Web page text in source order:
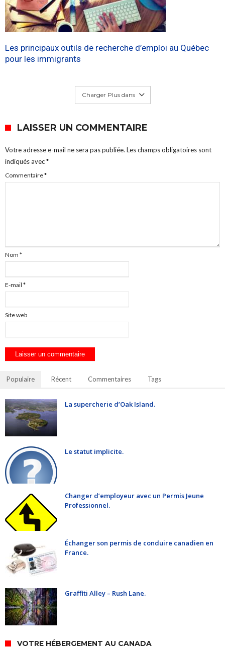
Les principaux outils de recherche d’emploi au Québec
pour les immigrants
Charger Plus dans
LAISSER UN COMMENTAIRE
Votre adresse e-mail ne sera pas publiée. Les champs obligatoires sont
indiqués avec*
Commentaire*
Nom *
E-mail *
Site web
Populaire Récent Commentaires Tags
La supercherie d’Oak Island.
Le statut implicite.
Changer d’employeur avec un Permis Jeune
Professionnel.
Échanger son permis de conduire canadien en
France.
Graffiti Alley – Rush Lane.
VOTRE HÉBERGEMENT AU CANADA